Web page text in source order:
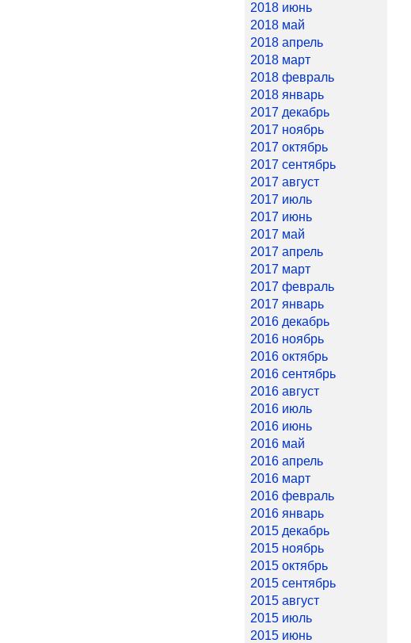
2018 июнь
2018 май
2018 апрель
2018 март
2018 февраль
2018 январь
2017 декабрь
2017 ноябрь
2017 октябрь
2017 сентябрь
2017 август
2017 июль
2017 июнь
2017 май
2017 апрель
2017 март
2017 февраль
2017 январь
2016 декабрь
2016 ноябрь
2016 октябрь
2016 сентябрь
2016 август
2016 июль
2016 июнь
2016 май
2016 апрель
2016 март
2016 февраль
2016 январь
2015 декабрь
2015 ноябрь
2015 октябрь
2015 сентябрь
2015 август
2015 июль
2015 июнь